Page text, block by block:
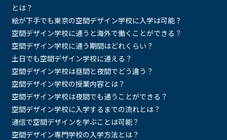
とは？
絵が下手でも東京の空間デザイン学校に入学は可能？
空間デザイン学校に通うと海外で働くことができる？
空間デザイン学校に通う期間はどれくらい？
土日でも空間デザイン学校に通える？
空間デザイン学校は昼間と夜間でどう違う？
空間デザイン学校の授業内容とは？
空間デザイン学校は夜間でも通うことができる？
空間デザイン学校に入学するまでの流れとは？
通信で空間デザインを学ぶことは可能？
空間デザイン専門学校の入学方法とは？